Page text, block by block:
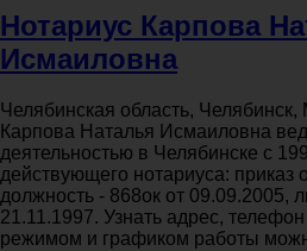
Нотариус Карпова
Исмаиловна
Челябинская область,
Карпова Наталья Исмаиловна
деятельностью в Челябинске с
действующего нотариуса: приказ
должность - 868ок от 09.09.2005,
21.11.1997. Узнать адрес,
режимом и графиком работы